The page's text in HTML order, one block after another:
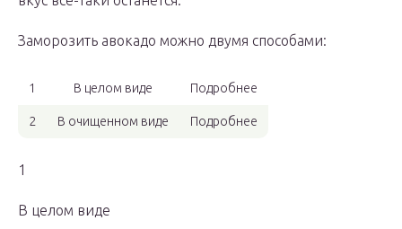
Заморозить авокадо можно двумя способами:
1 В целом виде Подробнее
2 В очищенном виде Подробнее
1
В целом виде